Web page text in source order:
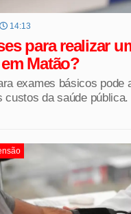
14:13
para realizar
Matão?
exames básicos pode
custos da saúde pública.